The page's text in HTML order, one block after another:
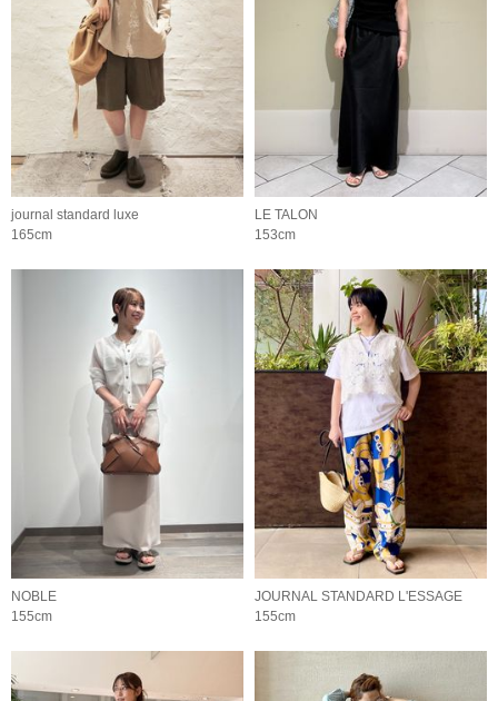
journal standard luxe
165cm
LE TALON
153cm
NOBLE
155cm
JOURNAL STANDARD L'ESSAGE
155cm